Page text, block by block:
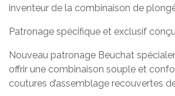
inventeur de la combinaison de
Patronage spécifique et exclusif
Nouveau patronage Beuchat
offrir une combinaison souple et
coutures d’assemblage recouvertes